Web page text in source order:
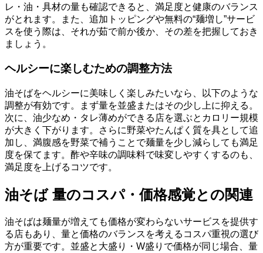
レ・油・具材の量も確認できると、満足度と健康のバランス
がとれます。また、追加トッピングや無料の“麺増し”サービ
スを使う際は、それが茹で前か後か、その差を把握しておき
ましょう。
ヘルシーに楽しむための調整方法
油そばをヘルシーに美味しく楽しみたいなら、以下のような
調整が有効です。まず量を並盛またはその少し上に抑える。
次に、油少なめ・タレ薄めができる店を選ぶとカロリー規模
が大きく下がります。さらに野菜やたんぱく質を具として追
加し、満腹感を野菜で補うことで麺量を少し減らしても満足
度を保てます。酢や辛味の調味料で味変しやすくするのも、
満足度を上げるコツです。
油そば 量のコスパ・価格感覚との関連
油そばは麺量が増えても価格が変わらないサービスを提供す
る店もあり、量と価格のバランスを考えるコスパ重視の選び
方が重要です。並盛と大盛り・W盛りで価格が同じ場合、量